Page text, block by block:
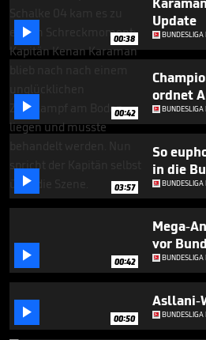
minute,
seconds
 00:38
Update
BUNDESLIGA
 00:42
ordnet
BUNDESLIGA
 03:57
So
in die
BUNDESLIGA
 00:42
Mega-
vor
BUNDESLIGA
 00:50
Asllani-
BUNDESLIGA